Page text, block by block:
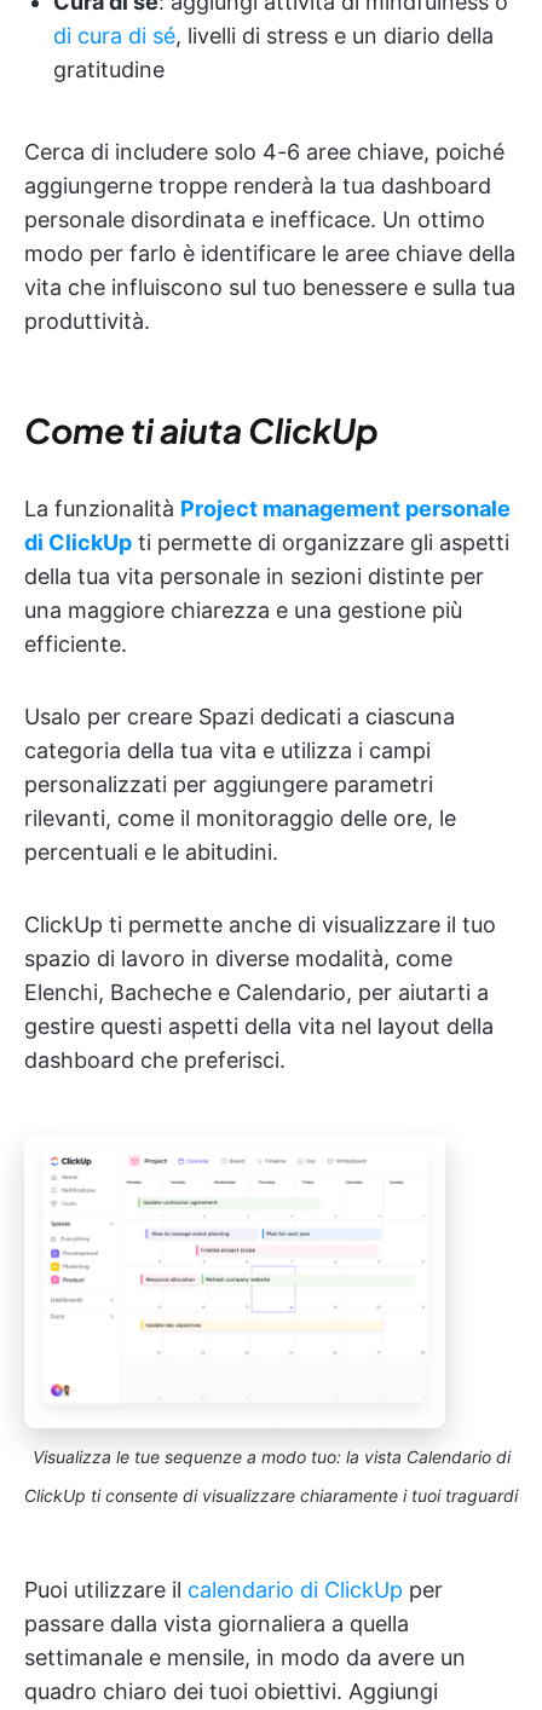
di cura di sé, livelli di stress e un diario della
gratitudine
Cerca di includere solo 4-6 aree chiave, poiché
aggiungerne troppe renderà la tua dashboard
personale disordinata e inefficace. Un ottimo
modo per farlo è identificare le aree chiave della
vita che influiscono sul tuo benessere e sulla tua
produttività.
Come ti aiuta ClickUp
La funzionalità Project management personale
di ClickUp ti permette di organizzare gli aspetti
della tua vita personale in sezioni distinte per
una maggiore chiarezza e una gestione più
efficiente.
Usalo per creare Spazi dedicati a ciascuna
categoria della tua vita e utilizza i campi
personalizzati per aggiungere parametri
rilevanti, come il monitoraggio delle ore, le
percentuali e le abitudini.
ClickUp ti permette anche di visualizzare il tuo
spazio di lavoro in diverse modalità, come
Elenchi, Bacheche e Calendario, per aiutarti a
gestire questi aspetti della vita nel layout della
dashboard che preferisci.
Visualizza le tue sequenze a modo tuo: la vista Calendario di
ClickUp ti consente di visualizzare chiaramente i tuoi traguardi
Puoi utilizzare il calendario di ClickUp per
passare dalla vista giornaliera a quella
settimanale e mensile, in modo da avere un
quadro chiaro dei tuoi obiettivi. Aggiungi